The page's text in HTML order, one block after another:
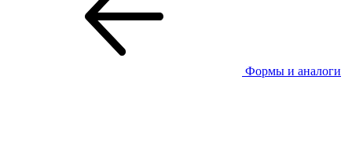
Формы и аналоги